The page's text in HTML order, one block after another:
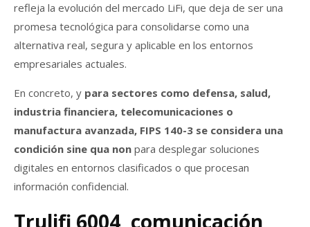
refleja la evolución del mercado LiFi, que deja de ser una
promesa tecnológica para consolidarse como una
alternativa real, segura y aplicable en los entornos
empresariales actuales.
En concreto, y para sectores como defensa, salud,
industria financiera, telecomunicaciones o
manufactura avanzada, FIPS 140-3 se considera una
condición sine qua non para desplegar soluciones
digitales en entornos clasificados o que procesan
información confidencial.
Trulifi 6004, comunicación